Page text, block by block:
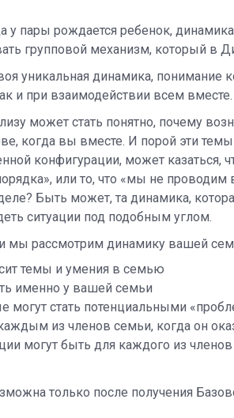
у пары рождается ребенок,
групповой механизм, который в
уникальная динамика, понимание
и при взаимодействии всем вместе.
может стать понятно, почему
когда вы вместе. И порой эти
конфигурации, может казаться,
или то, что «мы не проводим
Быть может, та динамика,
ситуации под подобным углом.
мы рассмотрим динамику вашей
темы и умения в семью
именно у вашей семьи
могут стать потенциальными
из членов семьи, когда он
могут быть для каждого из
только после получения